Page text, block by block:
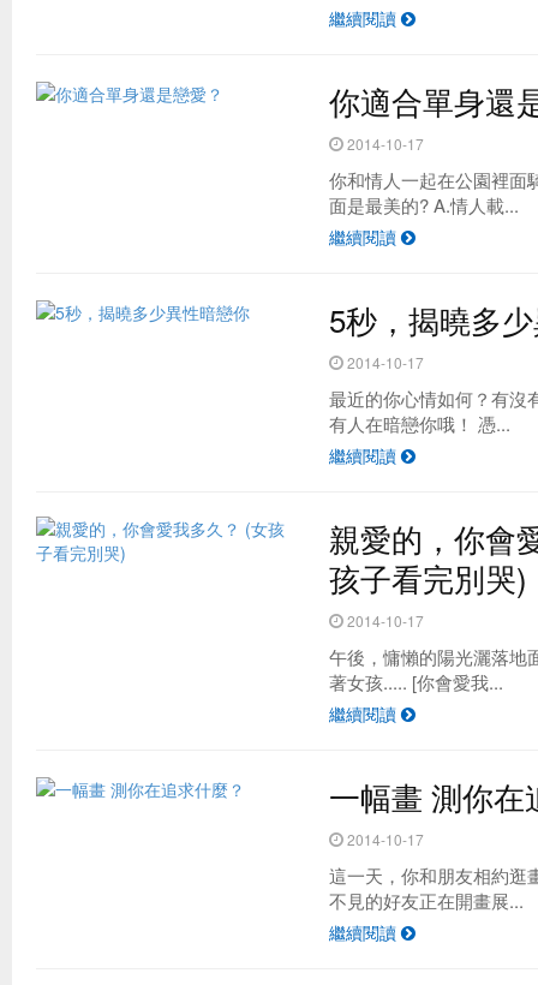
繼續閱讀
你適合單身還
2014-10-17
你和情人一起在公園裡面
面是最美的? A.情人載...
繼續閱讀
5秒，揭曉多
2014-10-17
最近的你心情如何？有
有人在暗戀你哦！ 憑...
繼續閱讀
親愛的，你會
孩子看完別哭)
2014-10-17
午後，慵懶的陽光灑落地
著女孩..... [你會愛我...
繼續閱讀
一幅畫 測你在
2014-10-17
這一天，你和朋友相約逛
不見的好友正在開畫展...
繼續閱讀